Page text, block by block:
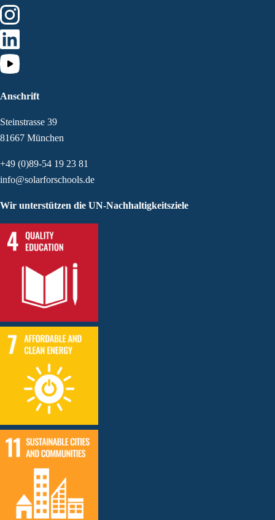
Anschrift
Steinstrasse 39
81667 München
+49 (0)89-54 19 23 81
info@solarforschools.de
Wir unterstützen die UN-Nachhaltigkeitsziele